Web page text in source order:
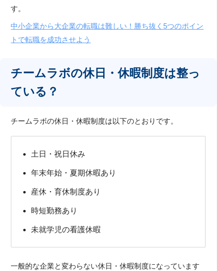
す。
中小企業から大企業の転職は難しい！勝ち抜く5つのポイン
トで転職を成功させよう
チームラボの休日・休暇制度は整っ
ている？
チームラボの休日・休暇制度は以下のとおりです。
土日・祝日休み
年末年始・夏期休暇あり
産休・育休制度あり
時短勤務あり
未就学児の看護休暇
一般的な企業と変わらない休日・休暇制度になっています